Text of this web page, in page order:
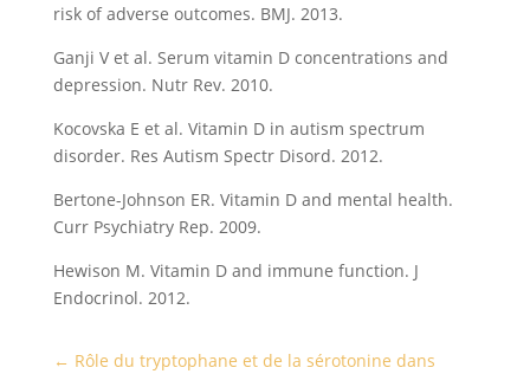
risk of adverse outcomes. BMJ. 2013.
Ganji V et al. Serum vitamin D concentrations and
depression. Nutr Rev. 2010.
Kocovska E et al. Vitamin D in autism spectrum
disorder. Res Autism Spectr Disord. 2012.
Bertone-Johnson ER. Vitamin D and mental health.
Curr Psychiatry Rep. 2009.
Hewison M. Vitamin D and immune function. J
Endocrinol. 2012.
← Rôle du tryptophane et de la sérotonine dans